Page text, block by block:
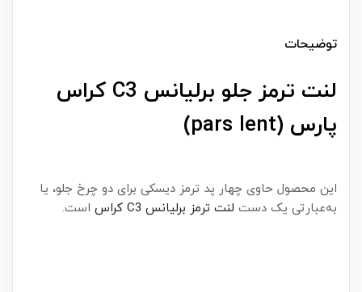
توضیحات
لنت ترمز جلو برلیانس C3 کراس
پارس (pars lent)
این محصول حاوی چهار پد ترمز دیسکی برای دو چرخ جلو، یا
به‌عبارتی یک دست لنت ترمز برلیانس C3 کراس است.